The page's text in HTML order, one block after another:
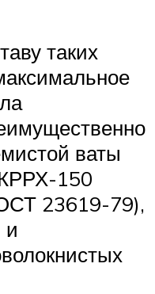
таких
ваты
150
23619-79),
и